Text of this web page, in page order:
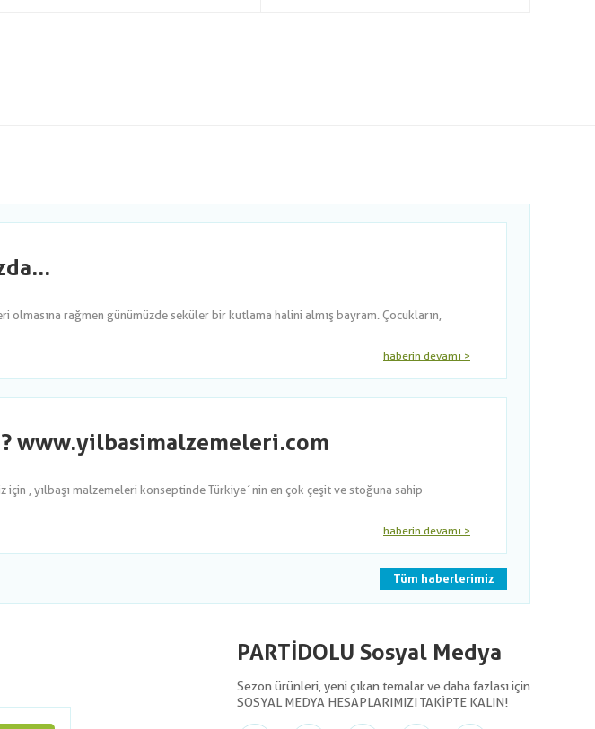
olmasına rağmen günümüzde seküler bir kutlama halini almış bayram. Çocukların,
haberin devamı >
www.yilbasimalzemeleri.com
, yılbaşı malzemeleri konseptinde Türkiye´nin en çok çeşit ve stoğuna sahip
haberin devamı >
Tüm haberlerimiz
PARTİDOLU Sosyal Medya
Sezon ürünleri, yeni çıkan temalar ve daha fazlası için
SOSYAL MEDYA HESAPLARIMIZI TAKİPTE KALIN!